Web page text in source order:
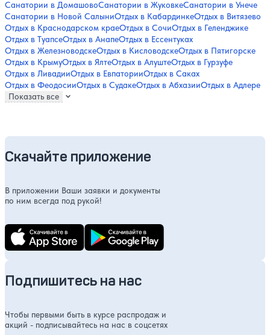
Санатории в ДомашовоСанатории в ЖуковкеСанатории в Унече
Санатории в Новой СалыниОтдых в КабардинкеОтдых в Витязево
Отдых в Краснодарском краеОтдых в СочиОтдых в Геленджике
Отдых в ТуапсеОтдых в АнапеОтдых в Ессентуках
Отдых в ЖелезноводскеОтдых в КисловодскеОтдых в Пятигорске
Отдых в КрымуОтдых в ЯлтеОтдых в АлуштеОтдых в Гурзуфе
Отдых в ЛивадииОтдых в ЕвпаторииОтдых в Саках
Отдых в ФеодосииОтдых в СудакеОтдых в АбхазииОтдых в Адлере
Показать все
Скачайте приложение
В приложении Ваши заявки и документы
по ним всегда под рукой!
Подпишитесь на нас
Чтобы первыми быть в курсе распродаж и
акций - подписывайтесь на нас в соцсетях